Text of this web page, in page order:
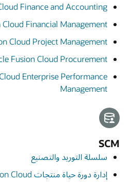
Finance and Accounting
Financial Management
Cloud Project Management
Fusion Cloud Procurement
Enterprise Performance
Management
SCM
سلسلة التوريد والتصنيع
إدارة دورة حياة منتجات Oracle Fusion Cloud